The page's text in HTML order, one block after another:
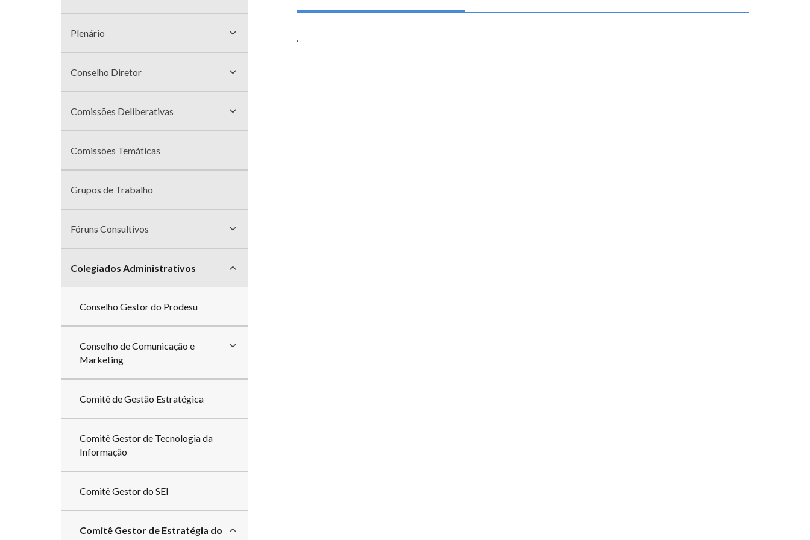
.
Plenário
Conselho Diretor
Comissões Deliberativas
Comissões Temáticas
Grupos de Trabalho
Fóruns Consultivos
Colegiados Administrativos
Conselho Gestor do Prodesu
Conselho de Comunicação e
Marketing
Comitê de Gestão Estratégica
Comitê Gestor de Tecnologia da
Informação
Comitê Gestor do SEI
Comitê Gestor de Estratégia do